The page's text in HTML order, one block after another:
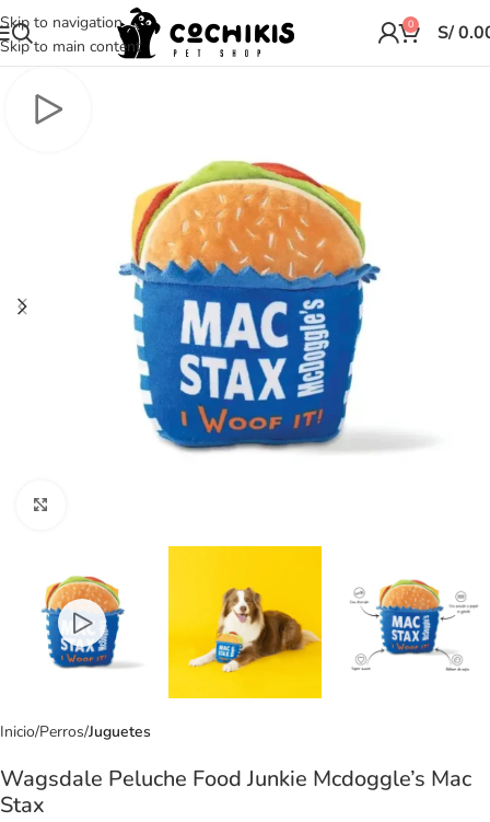
Skip to navigation
Skip to main content
0 S/
Inicio Perros Juguetes
Wagsdale Peluche Food Junkie Mcdoggle’s Mac
Stax